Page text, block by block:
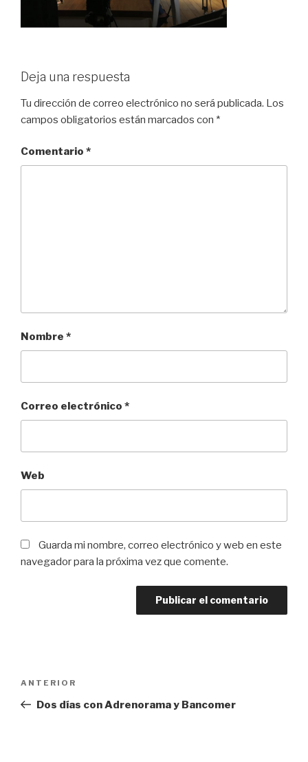
Deja una respuesta
Tu dirección de correo electrónico no será publicada. Los
campos obligatorios están marcados con *
Comentario *
Nombre *
Correo electrónico *
Web
Guarda mi nombre, correo electrónico y web en este
navegador para la próxima vez que comente.
entradas
Entrada
anterior:
ANTERIOR
Dos días con Adrenorama y Bancomer